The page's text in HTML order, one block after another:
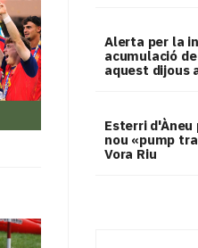
Alerta per la
acumulació
aquest dijous
Esterri d'Àneu
nou «pump
Vora Riu